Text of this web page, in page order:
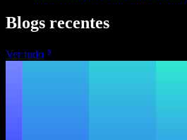
Blogs recentes
Ver tudo